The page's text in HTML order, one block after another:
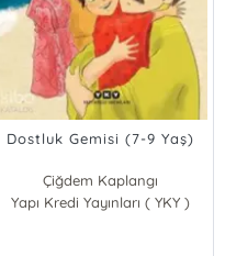
Dostluk Gemisi (7-9 Yaş)
Çiğdem Kaplangı
Yapı Kredi Yayınları ( YKY )